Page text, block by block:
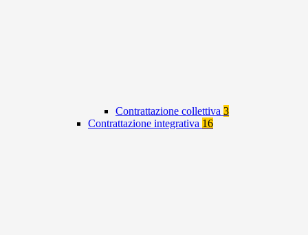
Contrattazione collettiva 3
Contrattazione integrativa 16